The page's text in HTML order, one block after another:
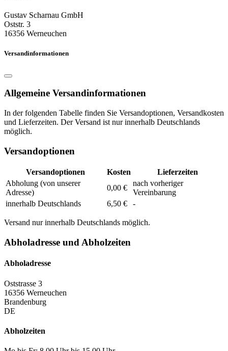
Gustav Scharnau GmbH
Oststr. 3
16356 Werneuchen
Versandinformationen
Allgemeine Versandinformationen
In der folgenden Tabelle finden Sie Versandoptionen, Versandkosten
und Lieferzeiten. Der Versand ist nur innerhalb Deutschlands
möglich.
Versandoptionen
Versandoptionen Kosten
Lieferzeiten
Abholung (von unserer
Adresse)
0,00 €
nach vorheriger
Vereinbarung
innerhalb Deutschlands
6,50 € -
Versand nur innerhalb Deutschlands möglich.
Abholadresse und Abholzeiten
Abholadresse
Oststrasse 3
16356 Werneuchen
Brandenburg
DE
Abholzeiten